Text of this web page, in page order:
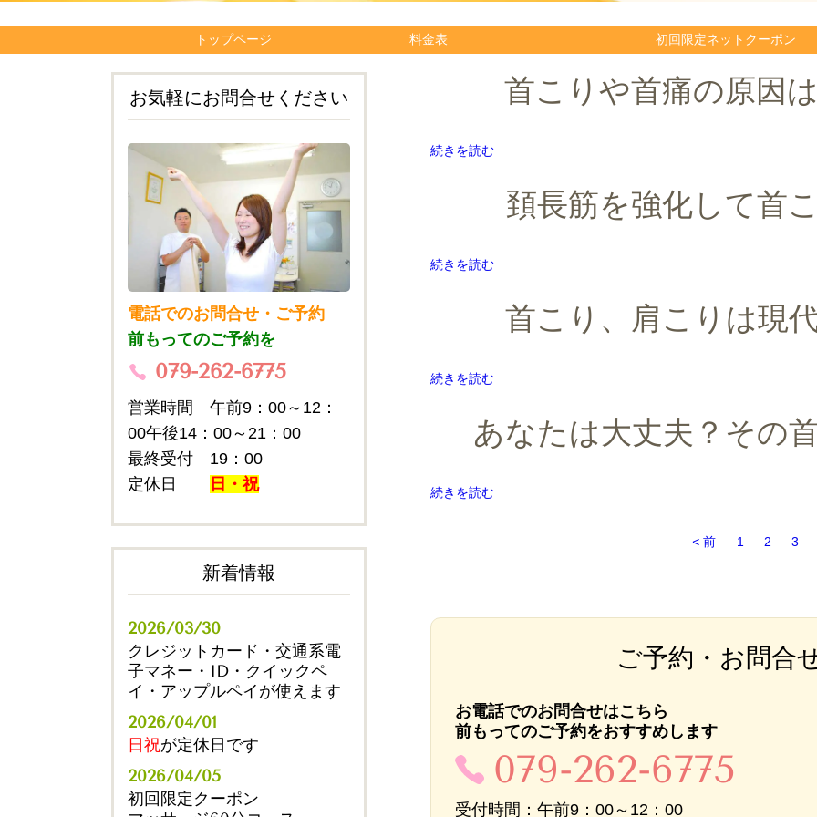
トップページ 料金表 初回限定ネットクーポン
首こりや首痛の原因
続きを読む
頚長筋を強化して首
続きを読む
首こり、肩こりは現
続きを読む
あなたは大丈夫？その
続きを読む
前 1 2 3
ご予約・お問合
お電話でのお問合せはこちら
前もってのご予約をおすすめします
079-262-6775
受付時間：午前9：00～12：00
お気軽にお問合せください
電話でのお問合せ・ご予約
前もってのご予約を
079-262-6775
営業時間 午前9：00～12：
00午後14：00～21：00
最終受付 19：00
定休日
日・祝
新着情報
2026/03/30
クレジットカード・交通系電
子マネー・ID・クイックペ
イ・アップルペイが使えます
2026/04/01
日祝が定休日です
2026/04/05
初回限定クーポン